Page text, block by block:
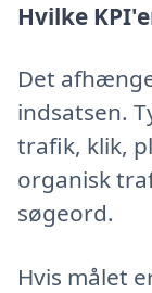
Hvilke
Det
indsatsen.
trafik, klik,
organisk
søgeord.
Hvis målet